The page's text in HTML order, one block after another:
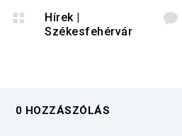
 Hírek|
Székesfehérvár

0 HOZZÁSZÓLÁS